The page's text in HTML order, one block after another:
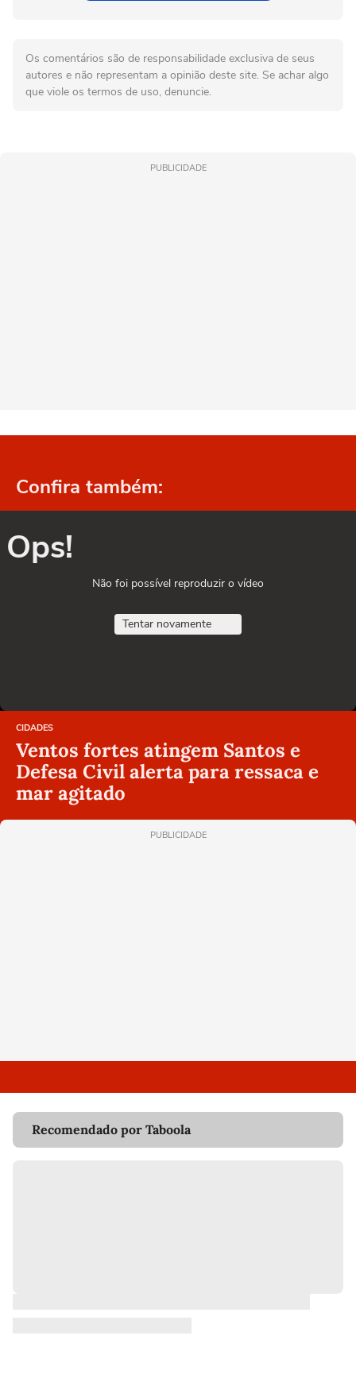
Os comentários são de responsabilidade exclusiva de seus
autores e não representam a opinião deste site. Se achar algo
que viole os termos de uso, denuncie.
PUBLICIDADE
Confira também:
Ops!
Não foi possível reproduzir o vídeo
Tentar novamente
CIDADES
Ventos fortes atingem Santos e
Defesa Civil alerta para ressaca e
mar agitado
PUBLICIDADE
Recomendado por Taboola